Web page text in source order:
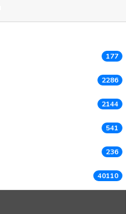
177
2286
2144
541
236
40110